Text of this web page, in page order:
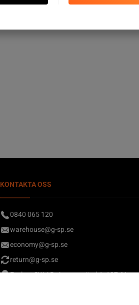
KONTAKTA OSS
0840 065 120
warehouse@g-sp.se
economy@g-sp.se
return@g-sp.se
Evelent SW AB, Auroragränd 1, 127 61